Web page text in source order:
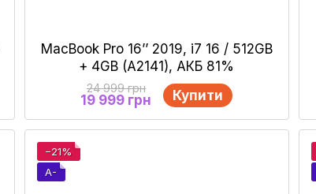
MacBook Pro 16’’ 2019, i7 16 / 512GB
+ 4GB (A2141), АКБ 81%
24 999 грн
19 999 грн Купити
−21%
A-